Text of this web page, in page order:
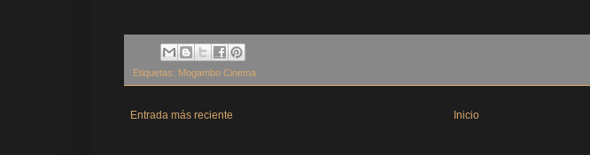
Etiquetas: Mogambo Cinema
Entrada más reciente Inicio